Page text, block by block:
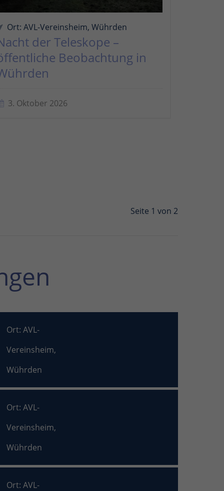
Ort: AVL-Vereinsheim, Wührden
der Teleskope –
Beobachtung in
3. Oktober 2026
Seite 1 von 2
Ort: AVL-
Vereinsheim,
Wührden
Ort: AVL-
Vereinsheim,
Wührden
Ort: AVL-